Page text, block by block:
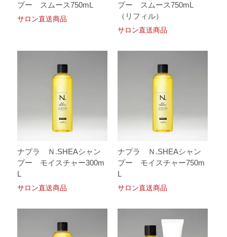
プー スムース750mL
サロン直送商品
プー スムース750mL
（リフィル）
サロン直送商品
ナプラ Ｎ.SHEAシャン
プー モイスチャー300m
L
サロン直送商品
ナプラ Ｎ.SHEAシャン
プー モイスチャー750m
L
サロン直送商品